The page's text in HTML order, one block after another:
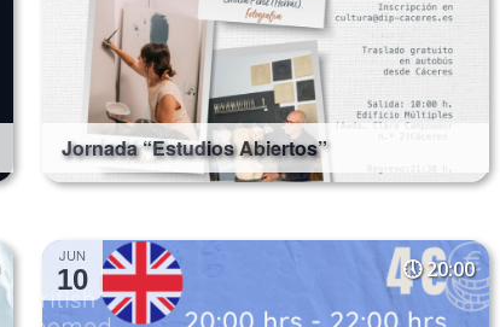
Jornada “Estudios Abiertos”
JUN
10 20:00